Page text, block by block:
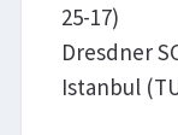
25-17)
Dresdner
Istanbul